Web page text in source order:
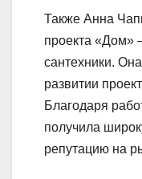
Также Анна
проекта «Дом»
сантехники.
развитии
Благодаря
получила
репутацию на